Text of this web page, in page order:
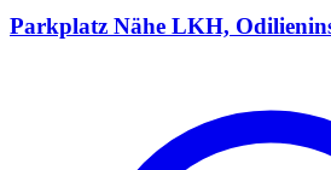
Parkplatz Nähe LKH,